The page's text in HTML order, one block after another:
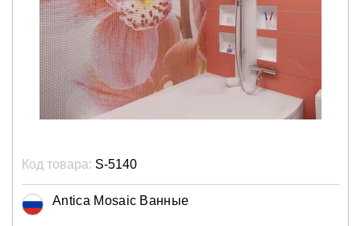
Код товара: S-5140
Antica Mosaic Ванные